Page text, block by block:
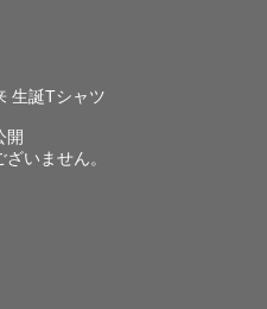
生誕Tシャツ
開
いません。